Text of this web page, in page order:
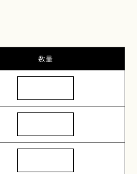
数量